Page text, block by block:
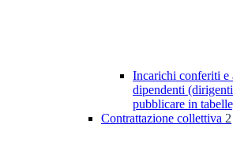
Incarichi conferiti e
dipendenti
pubblicare in
Contrattazione collettiva 2